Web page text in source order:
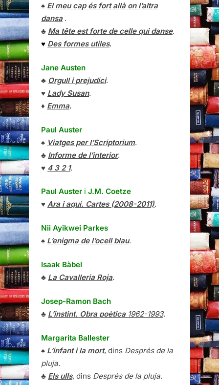
♠ El meu cap és fort allà on l’altra
dansa.
♣ Ma tête est forte de celle qui danse.
♥ Des formes utiles.
Jane Austen
♣ Orgull i prejudici.
♥ Lady Susan.
♦ Emma.
Paul Auster
♠ Viatges per l’Scriptorium.
♣ Informe de l’interior.
♥ 4 3 2 1.
Paul Auster i J.M. Coetze
♥ Ara i aquí. Cartes (2008-2011).
Nii Ayikwei Parkes
♠ L’enigma de l’ocell blau.
Isaak Bàbel
♣ La Cavalleria Roja.
Josep-Ramon Bach
♣ L’instint. Obra poètica1962-1993.
Margarita Ballester
♠ L’infant i la mort, dins Després de la
pluja.
♣ Els ulls, dins Després de la pluja.